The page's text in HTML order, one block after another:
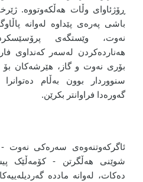
ڕۆژئاوای وڵات هەڵکەوتووە.
باشی پەرەی پێداوە لەوانە
نەوت، وێستگەی
هەناردەکردن لەسەر کەنداوی
بۆری نەوت و گاز، هێرشەکان بۆ
سنووردار بوون بەڵام
گەورەدا فراوانتر بکرێن.
ئاگرکەوتنەوەی سەرەکی نەوت -
شوێنی هەڵگرتن - کۆمەڵێک